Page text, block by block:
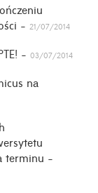
- 21/07/2014
-03/07/2014
na
terminu -